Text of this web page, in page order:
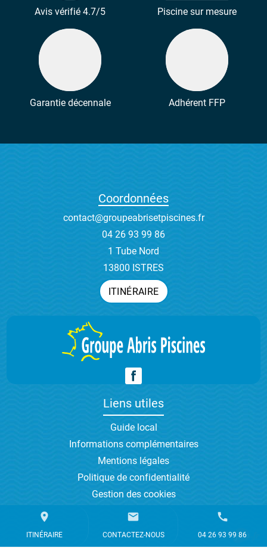
Avis vérifié 4.7/5 Piscine sur mesure
Garantie décennale Adhérent FFP
place
ITINÉRAIRE
mail
CONTACTEZ-NOUS
call
04 26 93 99 86
Coordonnées
contact@groupeabrisetpiscines.fr
04 26 93 99 86
1 Tube Nord
13800 ISTRES
ITINÉRAIRE
Liens utiles
Guide local
Informations complémentaires
Mentions légales
Politique de confidentialité
Gestion des cookies